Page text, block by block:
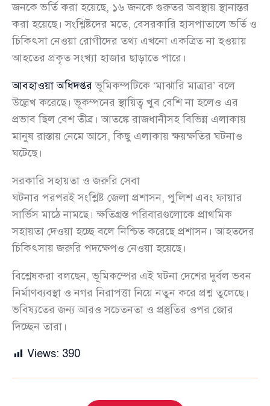
জনকে ভর্তি করা হয়েছে, ১৬ জনকে গুরুতর অবস্থায় স্থানান্তর
করা হয়েছে। সংশ্লিষ্টদের মতে, বেসরকারি হাসপাতালে ভর্তি ও
চিকিৎসা নেওয়া রোগীদের তথ্য এখনো একত্রিত না হওয়ায়
আহতের প্রকৃত সংখ্যা হাজার ছাড়াতে পারে।
আবহাওয়া অধিদপ্তরভূমিকম্পটিকে ‘মাঝারি মাত্রার’ বলে
উল্লেখ করেছে। ভূকম্পনের স্থায়িত্ব খুব বেশি না হলেও এর
প্রভাব ছিল বেশ তীব্র। আতঙ্কে রাজধানীসহ বিভিন্ন এলাকায়
মানুষ রাস্তায় নেমে আসে, কিছু এলাকায় ক্ষয়ক্ষতির ঘটনাও
ঘটেছে।
সরকারি সহায়তা ও জরুরি সেবা
ঘটনার পরপরই সংশ্লিষ্ট জেলা প্রশাসন, পুলিশ এবং ফায়ার
সার্ভিস মাঠে নামছে। ক্ষতিগ্রস্ত পরিবারগুলোকে প্রাথমিক
সহায়তা দেওয়া হচ্ছে বলে নিশ্চিত করেছে প্রশাসন। আহতদের
চিকিৎসায় জরুরি পদক্ষেপও নেওয়া হয়েছে।
বিশ্লেষকরা বলছেন, ভূমিকম্পের এই ঘটনা দেশের দুর্বল ভবন
নির্মাণব্যবস্থা ও নগর নিরাপত্তা নিয়ে নতুন করে প্রশ্ন তুলেছে।
ভবিষ্যতের জন্য আরও সচেতনতা ও প্রস্তুতির ওপর জোর
দিচ্ছেন তারা।
Views: 390